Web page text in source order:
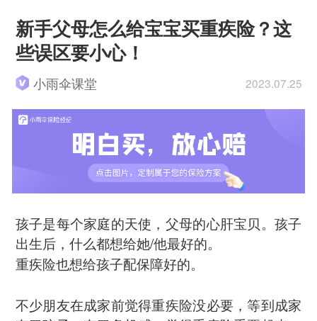
新手父母怎么给宝宝买重疾险？这
些误区要小心！
小雨伞课堂 2023.07.25
孩子是每个家庭的天使，父母的心肝宝贝。孩子
出生后，什么都想给她/他最好的。
重疾险也想给孩子配保障好的。
不少朋友在成家前觉得重疾险没必要，等到成家